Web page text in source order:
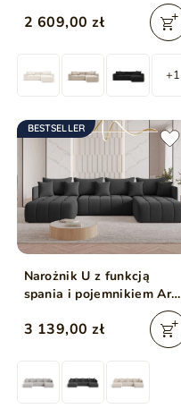
2 609,00 zł
+1
BESTSELLER
Narożnik U z funkcją
spania i pojemnikiem Ardi
3 139,00 zł